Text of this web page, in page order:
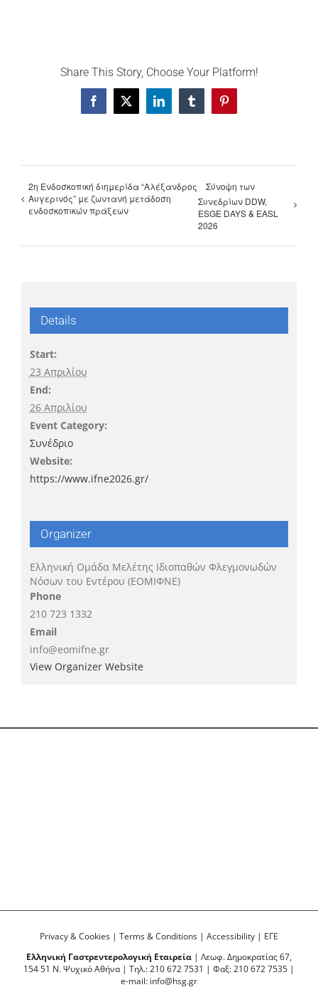
Share This Story, Choose Your Platform!
Facebook
X LinkedInTumblrPinterest
2η Ενδοσκοπική διημερίδα “Αλέξανδρος
Αυγερινός” με ζωντανή μετάδοση
ενδοσκοπικών πράξεων
Σύνοψη των
Συνεδρίων DDW,
ESGE DAYS & EASL
2026
Details
Start:
23 Απριλίου
End:
26 Απριλίου
Event Category:
Συνέδριο
Website:
https://www.ifne2026.gr/
Organizer
Ελληνική Ομάδα Μελέτης Ιδιοπαθών Φλεγμονωδών
Νόσων του Εντέρου (ΕΟΜΙΦΝΕ)
Phone
210 723 1332
Email
info@eomifne.gr
View Organizer Website
Privacy & Cookies | Terms & Conditions | Accessibility | ΕΓΕ
Ελληνική Γαστρεντερολογική Εταιρεία | Λεωφ. Δημοκρατίας 67,
154 51 Ν. Ψυχικό Αθήνα | Τηλ.: 210 672 7531 | Φαξ: 210 672 7535 |
e-mail: info@hsg.gr